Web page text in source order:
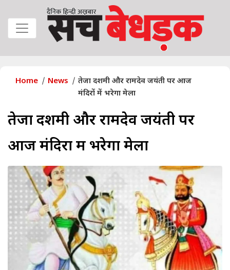
Home News
तेजा दशमी और रामदेव जयंती पर आज
मंदिरों में भरेगा मेला
तेजा दशमी और रामदेव जयंती पर
आज मंदिरों में भरेगा मेला